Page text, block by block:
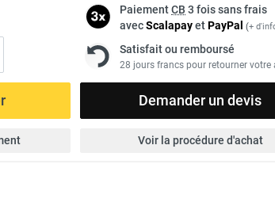
PaiementCB 3 fois sans frais
avecScalapayetPayPal (+
Satisfait ou remboursé
28 jours francs pour retourner votre
Demander un devis
Voir la procédure d'achat